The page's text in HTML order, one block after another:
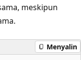
meskipun
Menyalin